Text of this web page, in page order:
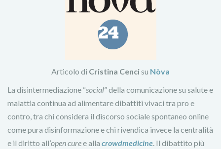
Articolo di Cristina Cencisu Nòva
La disintermediazione “social” della comunicazione su salute e
malattia continua ad alimentare dibattiti vivaci tra pro e
contro, tra chi considera il discorso sociale spontaneo online
come pura disinformazione e chi rivendica invece la centralità
e il diritto all’open curee alla crowdmedicine. Il dibattito più